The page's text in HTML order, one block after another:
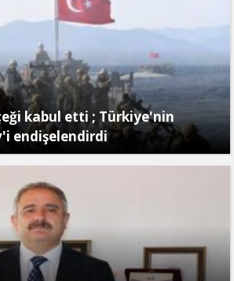
kabul etti ; Türkiye'nin
endişelendirdi